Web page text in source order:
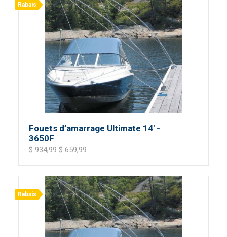
Rabais
Fouets d’amarrage Ultimate 14' -
3650F
$ 934,99$ 659,99
Rabais